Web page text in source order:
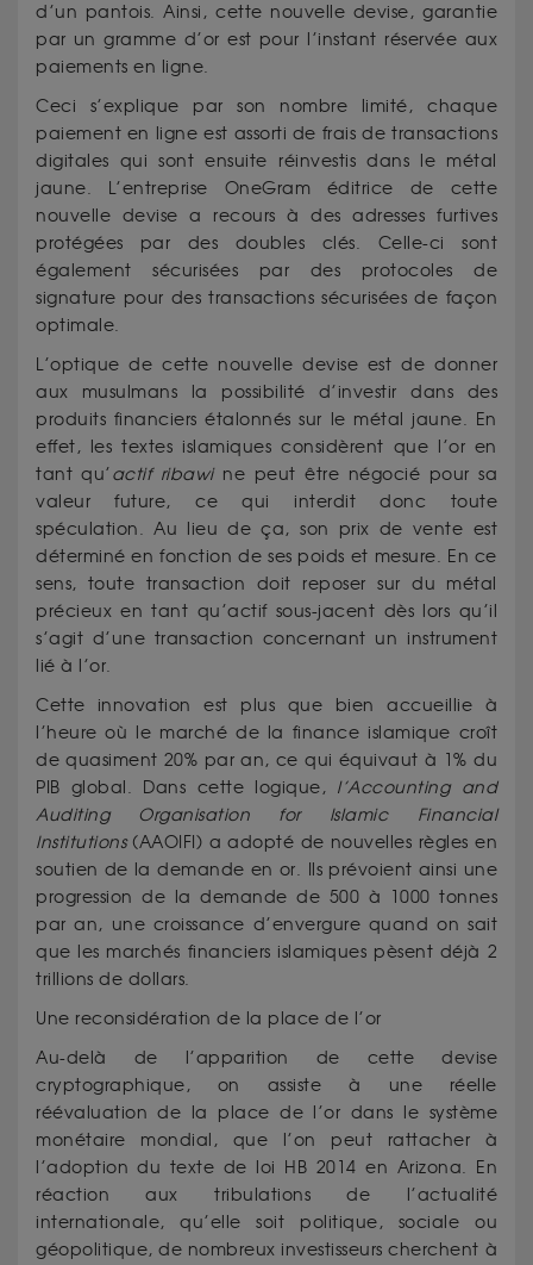
d’un pantois. Ainsi, cette nouvelle devise, garantie
par un gramme d’or est pour l’instant réservée aux
paiements en ligne.
Ceci s’explique par son nombre limité, chaque
paiement en ligne est assorti de frais de transactions
digitales qui sont ensuite réinvestis dans le métal
jaune. L’entreprise OneGram éditrice de cette
nouvelle devise a recours à des adresses furtives
protégées par des doubles clés. Celle-ci sont
également sécurisées par des protocoles de
signature pour des transactions sécurisées de façon
optimale.
L’optique de cette nouvelle devise est de donner
aux musulmans la possibilité d’investir dans des
produits financiers étalonnés sur le métal jaune. En
effet, les textes islamiques considèrent que l’or en
tant qu’actif ribawine peut être négocié pour sa
valeur future, ce qui interdit donc toute
spéculation. Au lieu de ça, son prix de vente est
déterminé en fonction de ses poids et mesure. En ce
sens, toute transaction doit reposer sur du métal
précieux en tant qu’actif sous-jacent dès lors qu’il
s’agit d’une transaction concernant un instrument
lié à l’or.
Cette innovation est plus que bien accueillie à
l’heure où le marché de la finance islamique croît
de quasiment 20% par an, ce qui équivaut à 1% du
PIB global. Dans cette logique, l’Accounting and
Auditing Organisation for Islamic Financial
Institutions(AAOIFI) a adopté de nouvelles règles en
soutien de la demande en or. Ils prévoient ainsi une
progression de la demande de 500 à 1000 tonnes
par an, une croissance d’envergure quand on sait
que les marchés financiers islamiques pèsent déjà 2
trillions de dollars.
Une reconsidération de la place de l’or
Au-delà de l’apparition de cette devise
cryptographique, on assiste à une réelle
réévaluation de la place de l’or dans le système
monétaire mondial, que l’on peut rattacher à
l’adoption du texte de loi HB 2014 en Arizona. En
réaction aux tribulations de l’actualité
internationale, qu’elle soit politique, sociale ou
géopolitique, de nombreux investisseurs cherchent à